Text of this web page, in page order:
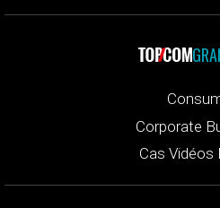
Corporate
Cas Vidéos